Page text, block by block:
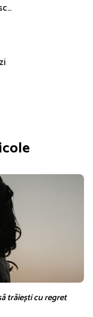
trăiești cu regret